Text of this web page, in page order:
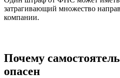
затрагивающий множество
компании.
Почему
опасен